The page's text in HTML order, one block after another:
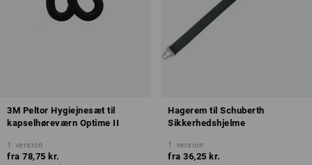
3M Peltor Hygiejnesæt til
kapselhøreværn Optime II
1 version
fra 78,75 kr.
Hagerem til Schuberth
Sikkerhedshjelme
1 version
fra 36,25 kr.